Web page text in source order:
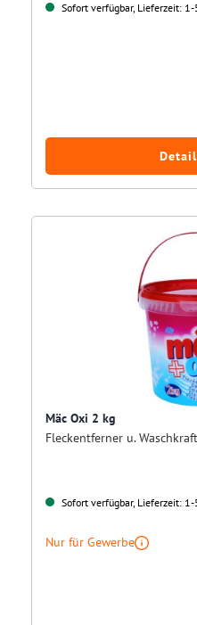
Sofort verfügbar, Lieferzeit: 1-
Mäc Oxi 2 kg
Fleckentferner u.
Sofort verfügbar, Lieferzeit: 1-
Nur für Gewerbe